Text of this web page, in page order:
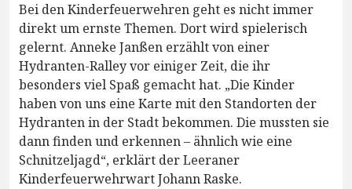
Bei den Kinderfeuerwehren geht es nicht immer
direkt um ernste Themen. Dort wird spielerisch
gelernt. Anneke Janßen erzählt von einer
Hydranten-Ralley vor einiger Zeit, die ihr
besonders viel Spaß gemacht hat. „Die Kinder
haben von uns eine Karte mit den Standorten der
Hydranten in der Stadt bekommen. Die mussten sie
dann finden und erkennen – ähnlich wie eine
Schnitzeljagd“, erklärt der Leeraner
Kinderfeuerwehrwart Johann Raske.